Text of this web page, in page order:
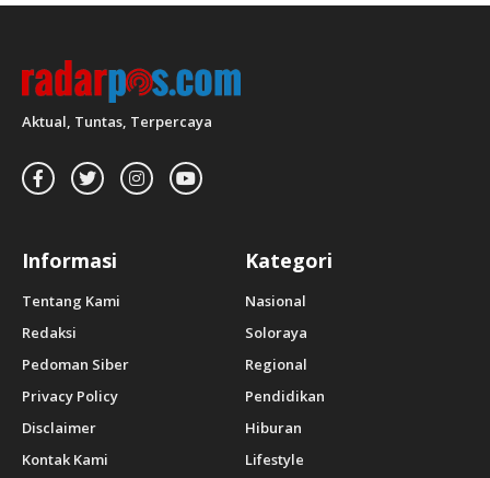
Aktual, Tuntas, Terpercaya
Informasi
Tentang Kami
Redaksi
Pedoman Siber
Privacy Policy
Disclaimer
Kontak Kami
Kategori
Nasional
Soloraya
Regional
Pendidikan
Hiburan
Lifestyle